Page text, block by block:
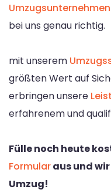
bei uns genau richtig.
mit unserem
größten Wert auf
erbringen unsere
erfahrenem und
Fülle noch heute
Formularaus und
Umzug!